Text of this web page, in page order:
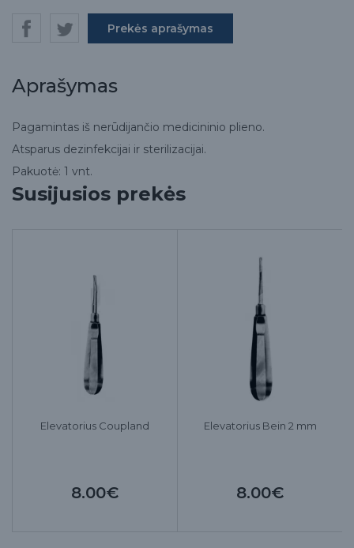
Prekės aprašymas
Aprašymas
Pagamintas iš nerūdijančio medicininio plieno.
Atsparus dezinfekcijai ir sterilizacijai.
Pakuotė: 1 vnt.
Susijusios prekės
Elevatorius Coupland
8.00€
Elevatorius Bein 2 mm
8.00€